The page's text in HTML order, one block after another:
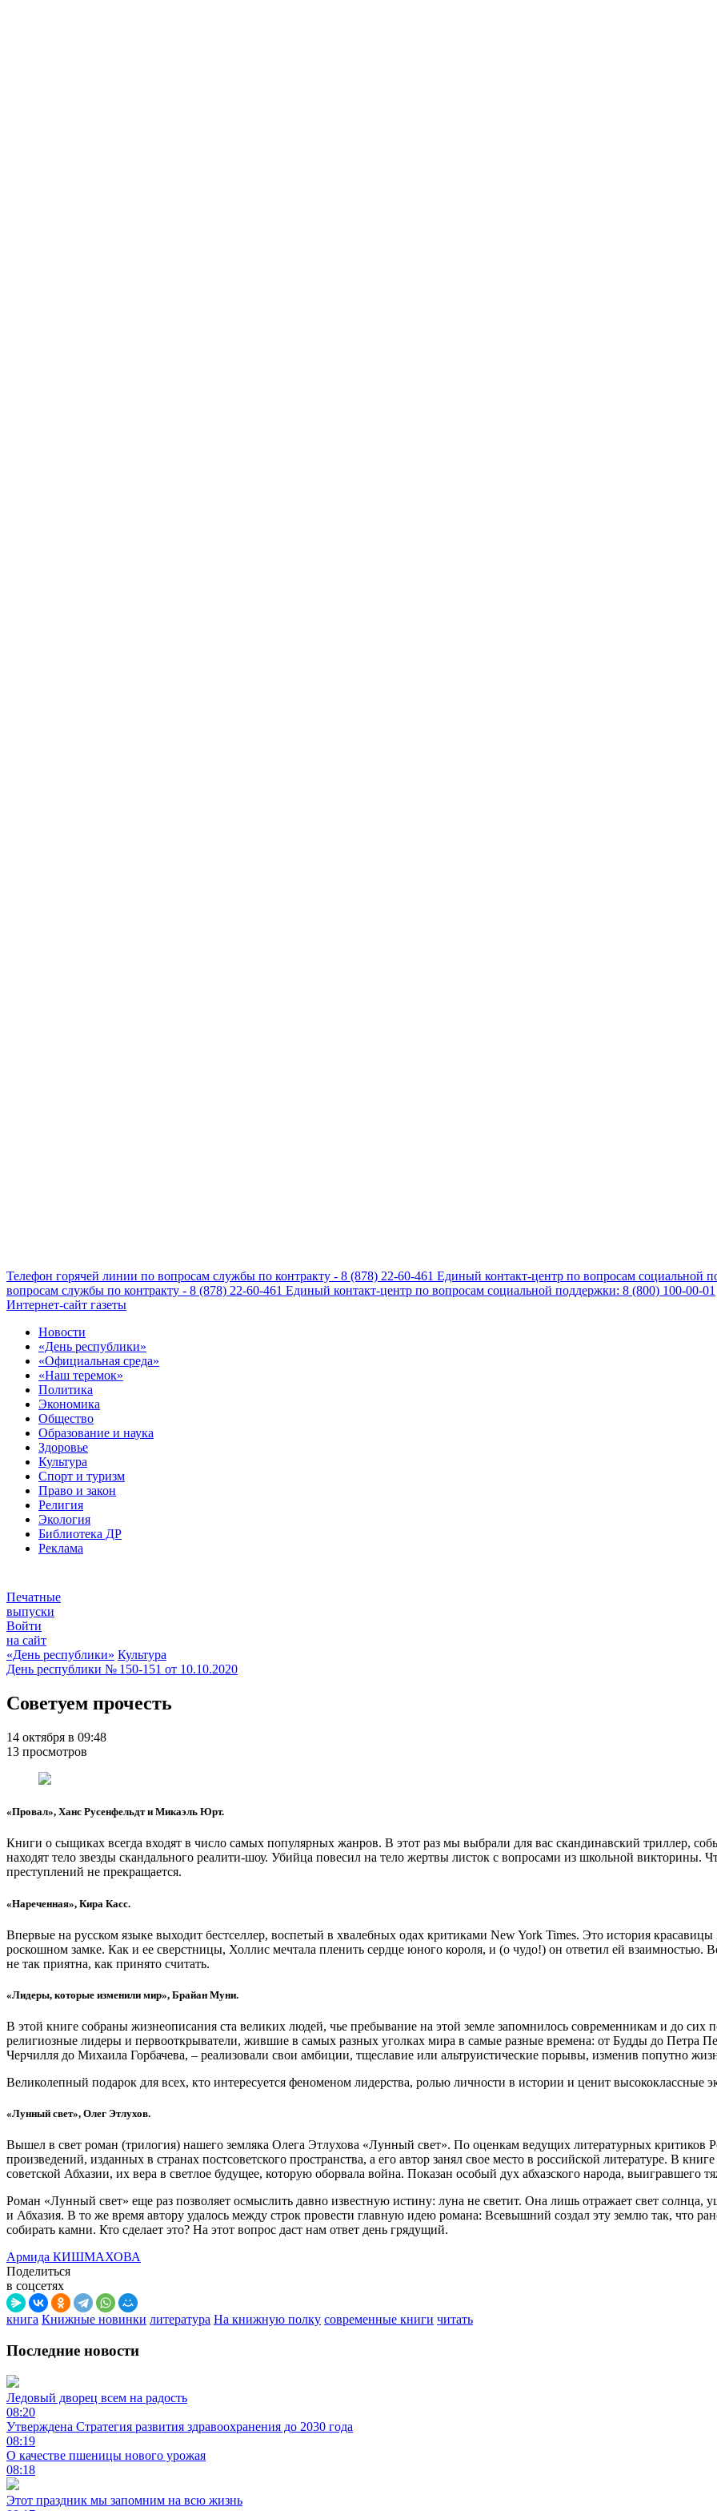
Телефон горячей линии по вопросам службы по контракту - 8 (878) 22-60-461 Единый контакт-центр по вопросам социальной
вопросам службы по контракту - 8 (878) 22-60-461 Единый контакт-центр по вопросам социальной поддержки: 8 (800) 100-00-01
Интернет-сайт газеты
Новости
«День республики»
«Официальная среда»
«Наш теремок»
Политика
Экономика
Общество
Образование и наука
Здоровье
Культура
Спорт и туризм
Право и закон
Религия
Экология
Библиотека ДР
Реклама
Печатные
выпуски
Войти
на сайт
«День республики» Культура
День республики № 150-151 от 10.10.2020
Советуем прочесть
14 октября в 09:48
13 просмотров
«Провал», Ханс Русенфельдт и Микаэль Юрт.
Книги о сыщиках всегда входят в число самых популярных жанров. В этот раз мы выбрали для вас скандинавский триллер,
находят тело звезды скандального реалити-шоу. Убийца повесил на тело жертвы листок с вопросами из школьной викторины.
преступлений не прекращается.
«Нареченная», Кира Касс.
Впервые на русском языке выходит бестселлер, воспетый в хвалебных одах критиками New York Times. Это история
роскошном замке. Как и ее сверстницы, Холлис мечтала пленить сердце юного короля, и (о чудо!) он ответил ей взаимностью.
не так приятна, как принято считать.
«Лидеры, которые изменили мир», Брайан Муни.
В этой книге собраны жизнеописания ста великих людей, чье пребывание на этой земле запомнилось современникам и до сих
религиозные лидеры и первооткрыватели, жившие в самых разных уголках мира в самые разные времена: от Будды до Петра
Черчилля до Михаила Горбачева, – реализовали свои амбиции, тщеславие или альтруистические порывы, изменив попутно
Великолепный подарок для всех, кто интересуется феноменом лидерства, ролью личности в истории и ценит высококлассные
«Лунный свет», Олег Этлухов.
Вышел в свет роман (трилогия) нашего земляка Олега Этлухова «Лунный свет». По оценкам ведущих литературных критиков
произведений, изданных в странах постсоветского пространства, а его автор занял свое место в российской литературе. В
советской Абхазии, их вера в светлое будущее, которую оборвала война. Показан особый дух абхазского народа, выигравшего
Роман «Лунный свет» еще раз позволяет осмыслить давно известную истину: луна не светит. Она лишь отражает свет солнца,
и Абхазия. В то же время автору удалось между строк провести главную идею романа: Всевышний создал эту землю так, что
собирать камни. Кто сделает это? На этот вопрос даст нам ответ день грядущий.
Армида КИШМАХОВА
Поделиться
в соцсетях
книга Книжные новинки литература На книжную полку современные книги читать
Последние новости
Ледовый дворец всем на радость
08:20
Утверждена Стратегия развития здравоохранения до 2030 года
08:19
О качестве пшеницы нового урожая
08:18
Этот праздник мы запомним на всю жизнь